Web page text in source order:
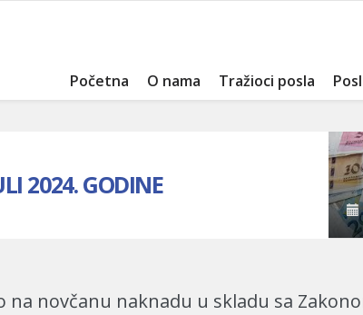
Početna O nama Tražioci posla
2024. GODINE
novčanu naknadu u skladu sa